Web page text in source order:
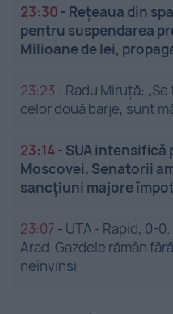
23:30 - Rețeaua din
pentru suspendarea
Milioane de lei,
23:23 - Radu Miruță:
celor două barje, sunt
23:14- SUA intensifică
Moscovei. Senatorii
sancțiuni majore
23:07 - UTA - Rapid, 0-
Arad. Gazdele rămân
neînvinși